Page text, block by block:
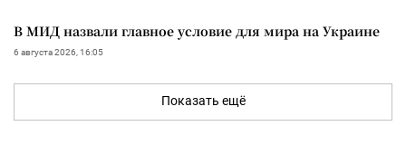
В МИД назвали главное условие для мира на Украине
6 августа 2026, 16:05
Показать ещё